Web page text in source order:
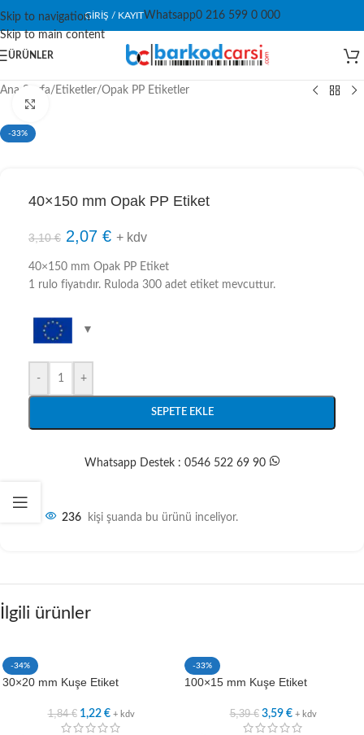
Skip to navigation
Skip to main content
GIRIŞ / KAYITWhatsapp0 216 599 0 000
ÜRÜNLER
Ana Sayfa/ Etiketler/Opak PP Etiketler
-33%
40×150 mm Opak PP Etiket
3,10€ 2,07 € + kdv
40×150 mm Opak PP Etiket
1 rulo fiyatıdır. Ruloda 300 adet etiket mevcuttur.
- +
SEPETE EKLE
Whatsapp Destek : 0546 522 69 90
236 kişi şuanda bu ürünü inceliyor.
İlgili ürünler
-34%
30×20 mm Kuşe Etiket
1,84€ 1,22 € + kdv
-33%
100×15 mm Kuşe Etiket
5,39€ 3,59 € + kdv